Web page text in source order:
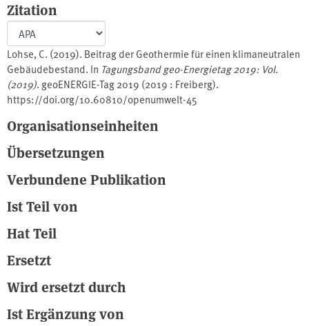
Zitation
Lohse, C. (2019). Beitrag der Geothermie für einen klimaneutralen
Gebäudebestand. In Tagungsband geo-Energietag 2019: Vol.
(2019). geoENERGIE-Tag 2019 (2019 : Freiberg).
https://doi.org/10.60810/openumwelt-45
Organisationseinheiten
Übersetzungen
Verbundene Publikation
Ist Teil von
Hat Teil
Ersetzt
Wird ersetzt durch
Ist Ergänzung von